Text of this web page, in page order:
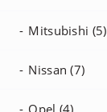
Mitsubishi (5)
Nissan (7)
Opel (4)